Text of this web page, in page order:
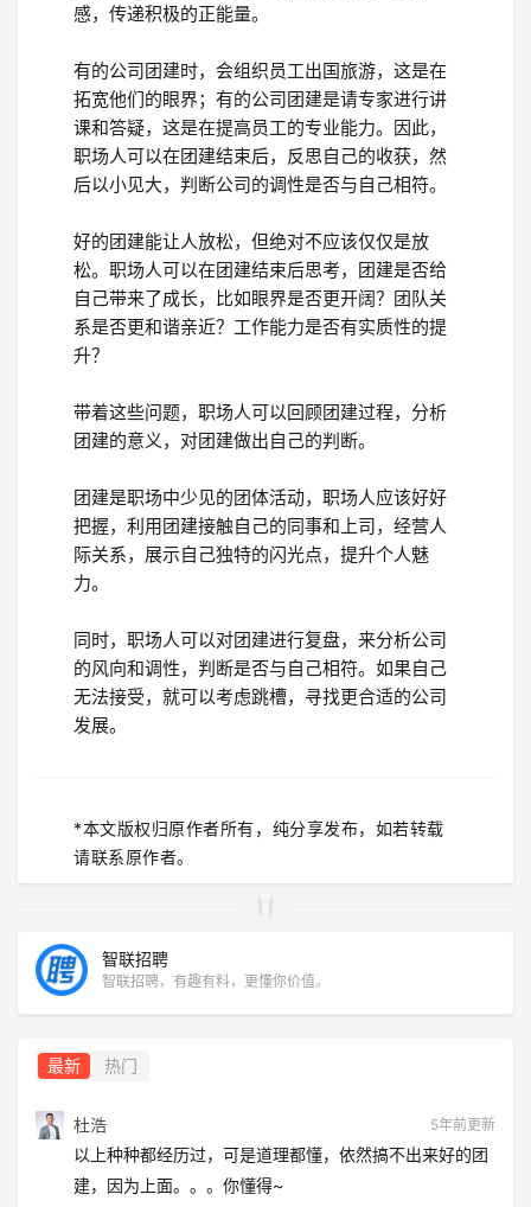
感，传递积极的正能量。
有的公司团建时，会组织员工出国旅游，这是在
拓宽他们的眼界；有的公司团建是请专家进行讲
课和答疑，这是在提高员工的专业能力。因此，
职场人可以在团建结束后，反思自己的收获，然
后以小见大，判断公司的调性是否与自己相符。
好的团建能让人放松，但绝对不应该仅仅是放
松。职场人可以在团建结束后思考，团建是否给
自己带来了成长，比如眼界是否更开阔？团队关
系是否更和谐亲近？工作能力是否有实质性的提
升？
带着这些问题，职场人可以回顾团建过程，分析
团建的意义，对团建做出自己的判断。
团建是职场中少见的团体活动，职场人应该好好
把握，利用团建接触自己的同事和上司，经营人
际关系，展示自己独特的闪光点，提升个人魅
力。
同时，职场人可以对团建进行复盘，来分析公司
的风向和调性，判断是否与自己相符。如果自己
无法接受，就可以考虑跳槽，寻找更合适的公司
发展。
*本文版权归原作者所有，纯分享发布，如若转载
请联系原作者。
智联招聘
智联招聘，有趣有料，更懂你价值。
最新 热门
杜浩 5年前更新
以上种种都经历过，可是道理都懂，依然搞不出来好的团
建，因为上面。。。你懂得~